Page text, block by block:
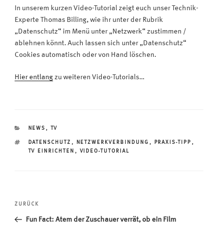
In unserem kurzen Video-Tutorial zeigt euch unser Technik-
Experte Thomas Billing, wie ihr unter der Rubrik
„Datenschutz“ im Menü unter „Netzwerk“ zustimmen /
ablehnen könnt. Auch lassen sich unter „Datenschutz“
Cookies automatisch oder von Hand löschen.
Hier entlang zu weiteren Video-Tutorials…
KATEGORIEN
NEWS, TV
SCHLAGWÖRTER
DATENSCHUTZ , NETZWERKVERBINDUNG , PRAXIS-TIPP,
TV EINRICHTEN , VIDEO-TUTORIAL
Beitragsnavigation
Vorheriger
Beitrag
ZURÜCK
Fun Fact: Atem der Zuschauer verrät, ob ein Film